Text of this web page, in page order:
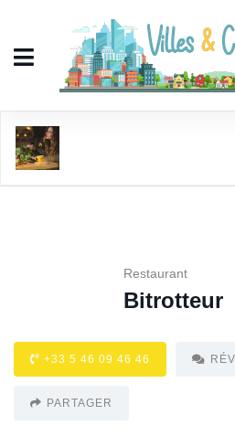
Restaurant
Bitrotteur
+33 5 46 09 46 46
PARTAGER